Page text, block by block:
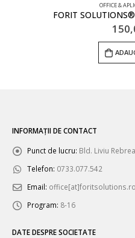
OFFICE &
FORIT
INFORMAȚII DE CONTACT
Punct de lucru: Bld. Liviu
Telefon: 0733.077.542
Email: office[at]foritsolutions.ro
Program: 8-16
DATE DESPRE SOCIETATE